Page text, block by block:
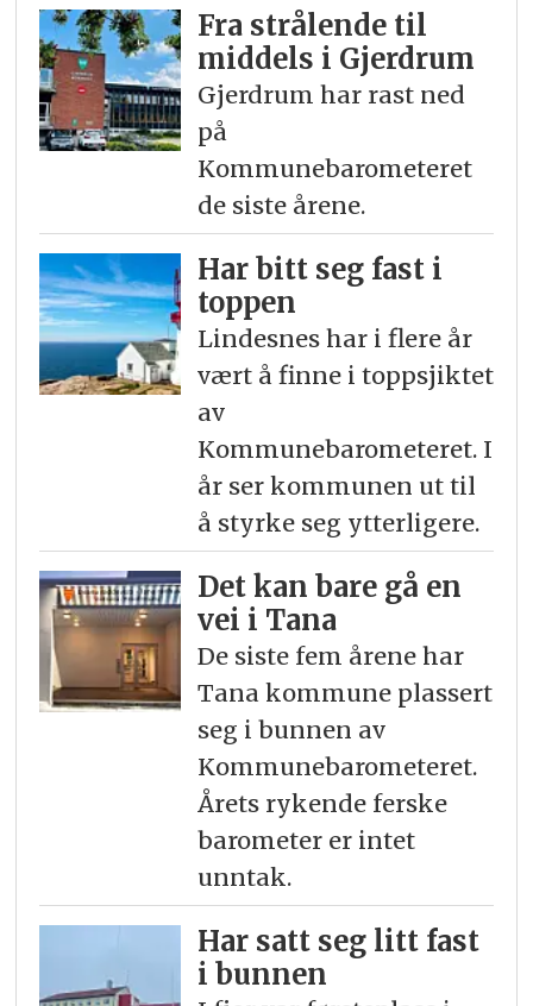
Fra strålende til
middels i Gjerdrum
Gjerdrum har rast ned
på
Kommunebarometeret
de siste årene.
Har bitt seg fast i
toppen
Lindesnes har i flere år
vært å finne i toppsjiktet
av
Kommunebarometeret. I
år ser kommunen ut til
å styrke seg ytterligere.
Det kan bare gå en
vei i Tana
De siste fem årene har
Tana kommune plassert
seg i bunnen av
Kommunebarometeret.
Årets rykende ferske
barometer er intet
unntak.
Har satt seg litt fast
i bunnen